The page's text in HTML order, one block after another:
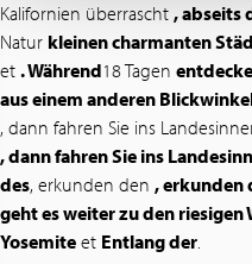
Kalifornien überrascht , abseits
Natur kleinen charmanten
et . Während18 Tagen
aus einem anderen
, dann fahren Sie ins
, dann fahren Sie ins
des, erkunden den , erkunden
geht es weiter zu den riesigen
Yosemite et Entlang der.